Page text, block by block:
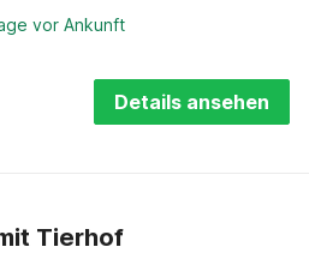
vor Ankunft
Details ansehen
Tierhof